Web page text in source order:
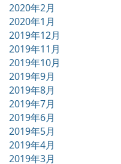
2020年2月
2020年1月
2019年12月
2019年11月
2019年10月
2019年9月
2019年8月
2019年7月
2019年6月
2019年5月
2019年4月
2019年3月